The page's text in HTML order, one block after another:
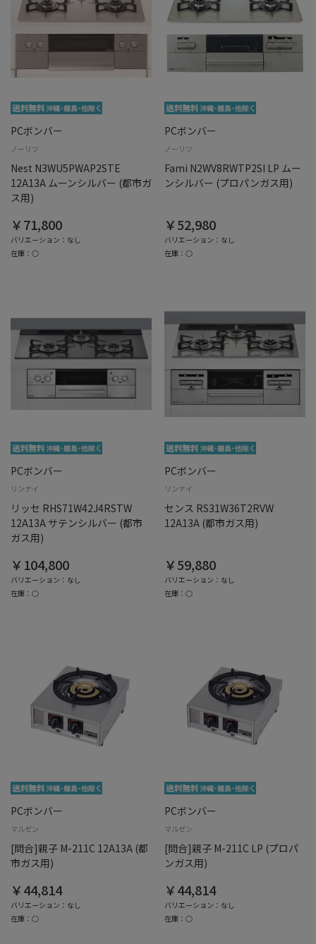
PCボンバー
ノーリツ
Nest N3WU5PWAP2STE
12A13A ムーンシルバー (都市ガ
ス用)
￥71,800
バリエーション：なし
在庫：○
PCボンバー
ノーリツ
Fami N2WV8RWTP2SI LP ムー
ンシルバー (プロパンガス用)
￥52,980
バリエーション：なし
在庫：○
PCボンバー
リンナイ
リッセ RHS71W42J4RSTW
12A13A サテンシルバー (都市
ガス用)
￥104,800
バリエーション：なし
在庫：○
PCボンバー
リンナイ
センス RS31W36T2RVW
12A13A (都市ガス用)
￥59,880
バリエーション：なし
在庫：○
PCボンバー
マルゼン
[問合]親子 M-211C 12A13A (都
市ガス用)
￥44,814
バリエーション：なし
在庫：○
PCボンバー
マルゼン
[問合]親子 M-211C LP (プロパ
ンガス用)
￥44,814
バリエーション：なし
在庫：○